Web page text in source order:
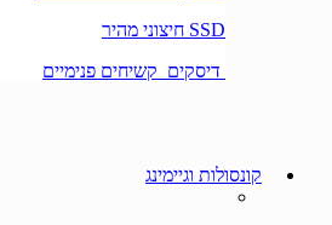
SSD חיצוני מהיר
דיסקים קשיחים פנימיים
קונסולות וגיימינג